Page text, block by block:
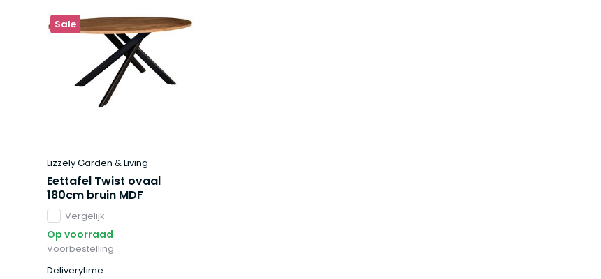
Sale
Lizzely Garden & Living
Eettafel Twist ovaal
180cm bruin MDF
Vergelijk
Op voorraad
Voorbestelling
Deliverytime